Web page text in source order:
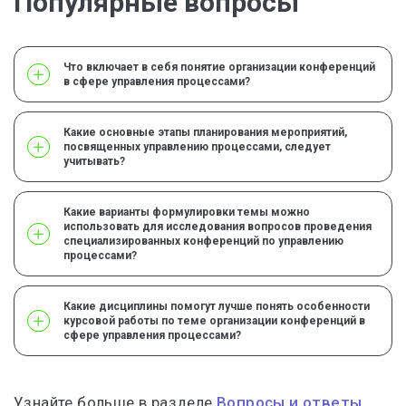
Что включает в себя понятие организации конференций
в сфере управления процессами?
Какие основные этапы планирования мероприятий,
посвященных управлению процессами, следует
учитывать?
Какие варианты формулировки темы можно
использовать для исследования вопросов проведения
специализированных конференций по управлению
процессами?
Какие дисциплины помогут лучше понять особенности
курсовой работы по теме организации конференций в
сфере управления процессами?
Узнайте больше в разделе Вопросы и ответы.